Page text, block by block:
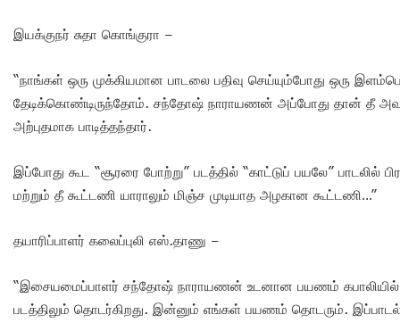
இயக்குநர் சுதா கொங்குரா –
“நாங்கள் ஒரு முக்கியமான பாடலை பதிவு செய்யும்போது ஒரு
தேடிக்கொண்டிருந்தோம். சந்தோஷ் நாராயணன் அப்போது தான் தீ
அற்புதமாக பாடித்தந்தார்.
இப்போது கூட “சூரரை போற்று” படத்தில் “காட்டுப் பயலே” பாடலில்
மற்றும் தீ கூட்டணி யாராலும் மிஞ்ச முடியாத அழகான கூட்டணி…”
தயாரிப்பாளர் கலைப்புலி எஸ்.தாணு –
“இசையமைப்பாளர் சந்தோஷ் நாராயணன் உடனான பயணம் கபாலியில்
படத்திலும் தொடர்கிறது. இன்னும் எங்கள் பயணம் தொடரும். இப்பாடல்